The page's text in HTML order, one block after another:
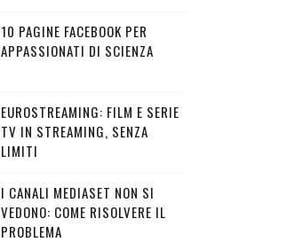
10 PAGINE FACEBOOK PER
APPASSIONATI DI SCIENZA
EUROSTREAMING: FILM E SERIE
TV IN STREAMING, SENZA
LIMITI
I CANALI MEDIASET NON SI
VEDONO: COME RISOLVERE IL
PROBLEMA